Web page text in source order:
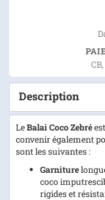
Description
LeBalai Coco Zebré
convenir également
sont les suivantes :
Garniture
coco
rigides et